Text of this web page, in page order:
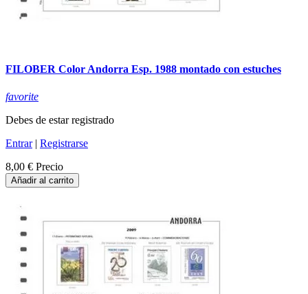
FILOBER Color Andorra Esp. 1988 montado con estuches
favorite
Debes de estar registrado
Entrar| Registrarse
8,00 € Precio
Añadir al carrito